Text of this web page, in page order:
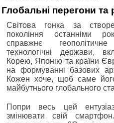
Глобальні перегони та
Світова гонка за
покоління останніми
справжнє
технологічні держави,
Корею, Японію та країни
на формуванні базових
Кожен хоче, щоб саме
майбутнього глобального
Попри весь цей
змінювати свій